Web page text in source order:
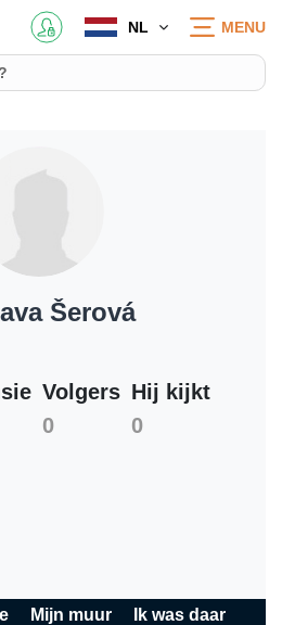
NL MENU
Šerová
Volgers
0
Hij kijkt
0
Mijn muur
Ik was daar